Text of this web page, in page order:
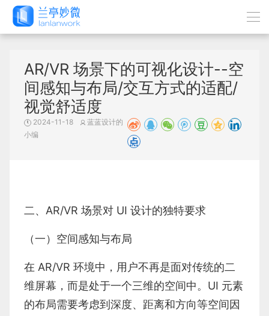
AR/VR 场景下的可视化设计--空
间感知与布局/交互方式的适配/
视觉舒适度
2024-11-18
蓝蓝设计的
小编
二、AR/VR 场景对 UI 设计的独特要求
（一）空间感知与布局
在 AR/VR 环境中，用户不再是面对传统的二
维屏幕，而是处于一个三维的空间中。UI 元素
的布局需要考虑到深度、距离和方向等空间因